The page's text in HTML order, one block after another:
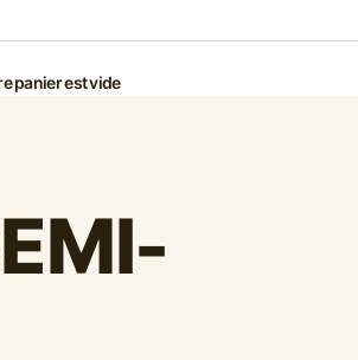
panier est vide